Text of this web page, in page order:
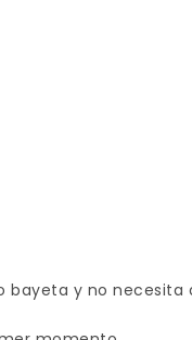
bayeta y no necesita